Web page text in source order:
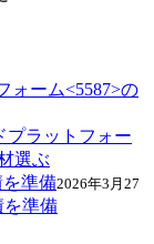
プラットフォー
選ぶ
2026年3月27
を準備